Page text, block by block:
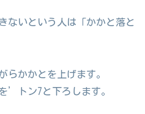
ないという人は「かかと落と
かかとを上げます。
’トン7と下ろします。